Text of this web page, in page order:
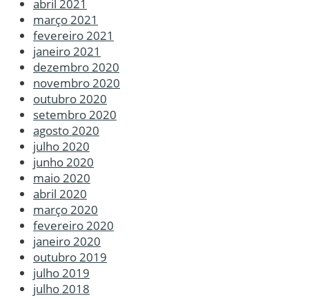
abril 2021
março 2021
fevereiro 2021
janeiro 2021
dezembro 2020
novembro 2020
outubro 2020
setembro 2020
agosto 2020
julho 2020
junho 2020
maio 2020
abril 2020
março 2020
fevereiro 2020
janeiro 2020
outubro 2019
julho 2019
julho 2018